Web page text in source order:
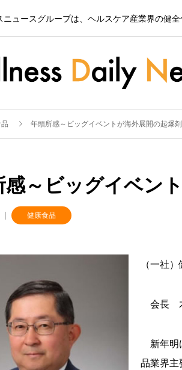
ニュースグループは、ヘルスケア産業界の健
年頭所感～ビッグイベントが海外展開の起爆
感～ビッグイベン
健康食品
（一社
会長
新年明
品業界